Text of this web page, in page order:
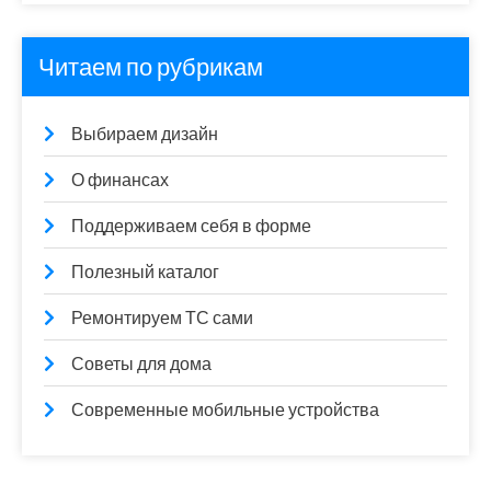
Читаем по рубрикам
Выбираем дизайн
О финансах
Поддерживаем себя в форме
Полезный каталог
Ремонтируем ТС сами
Советы для дома
Современные мобильные устройства